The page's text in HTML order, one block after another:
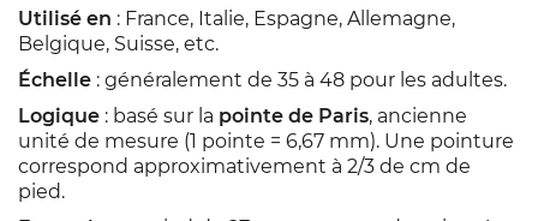
Utilisé en : France, Italie, Espagne, Allemagne,
Belgique, Suisse, etc.
Échelle : généralement de 35 à 48 pour les adultes.
Logique : basé sur la pointe de Paris, ancienne
unité de mesure (1 pointe = 6,67 mm). Une pointure
correspond approximativement à 2/3 de cm de
pied.